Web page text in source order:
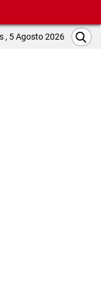
, 5 Agosto 2026